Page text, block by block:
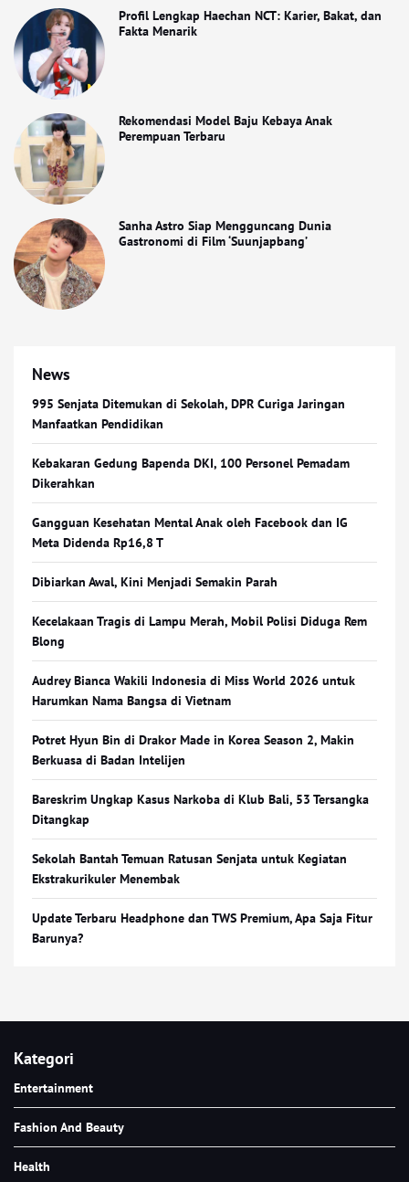
Profil Lengkap Haechan NCT: Karier, Bakat, dan
Fakta Menarik
Rekomendasi Model Baju Kebaya Anak
Perempuan Terbaru
Sanha Astro Siap Mengguncang Dunia
Gastronomi di Film ‘Suunjapbang’
News
995 Senjata Ditemukan di Sekolah, DPR Curiga Jaringan
Manfaatkan Pendidikan
Kebakaran Gedung Bapenda DKI, 100 Personel Pemadam
Dikerahkan
Gangguan Kesehatan Mental Anak oleh Facebook dan IG
Meta Didenda Rp16,8 T
Dibiarkan Awal, Kini Menjadi Semakin Parah
Kecelakaan Tragis di Lampu Merah, Mobil Polisi Diduga Rem
Blong
Audrey Bianca Wakili Indonesia di Miss World 2026 untuk
Harumkan Nama Bangsa di Vietnam
Potret Hyun Bin di Drakor Made in Korea Season 2, Makin
Berkuasa di Badan Intelijen
Bareskrim Ungkap Kasus Narkoba di Klub Bali, 53 Tersangka
Ditangkap
Sekolah Bantah Temuan Ratusan Senjata untuk Kegiatan
Ekstrakurikuler Menembak
Update Terbaru Headphone dan TWS Premium, Apa Saja Fitur
Barunya?
Kategori
Entertainment
Fashion And Beauty
Health